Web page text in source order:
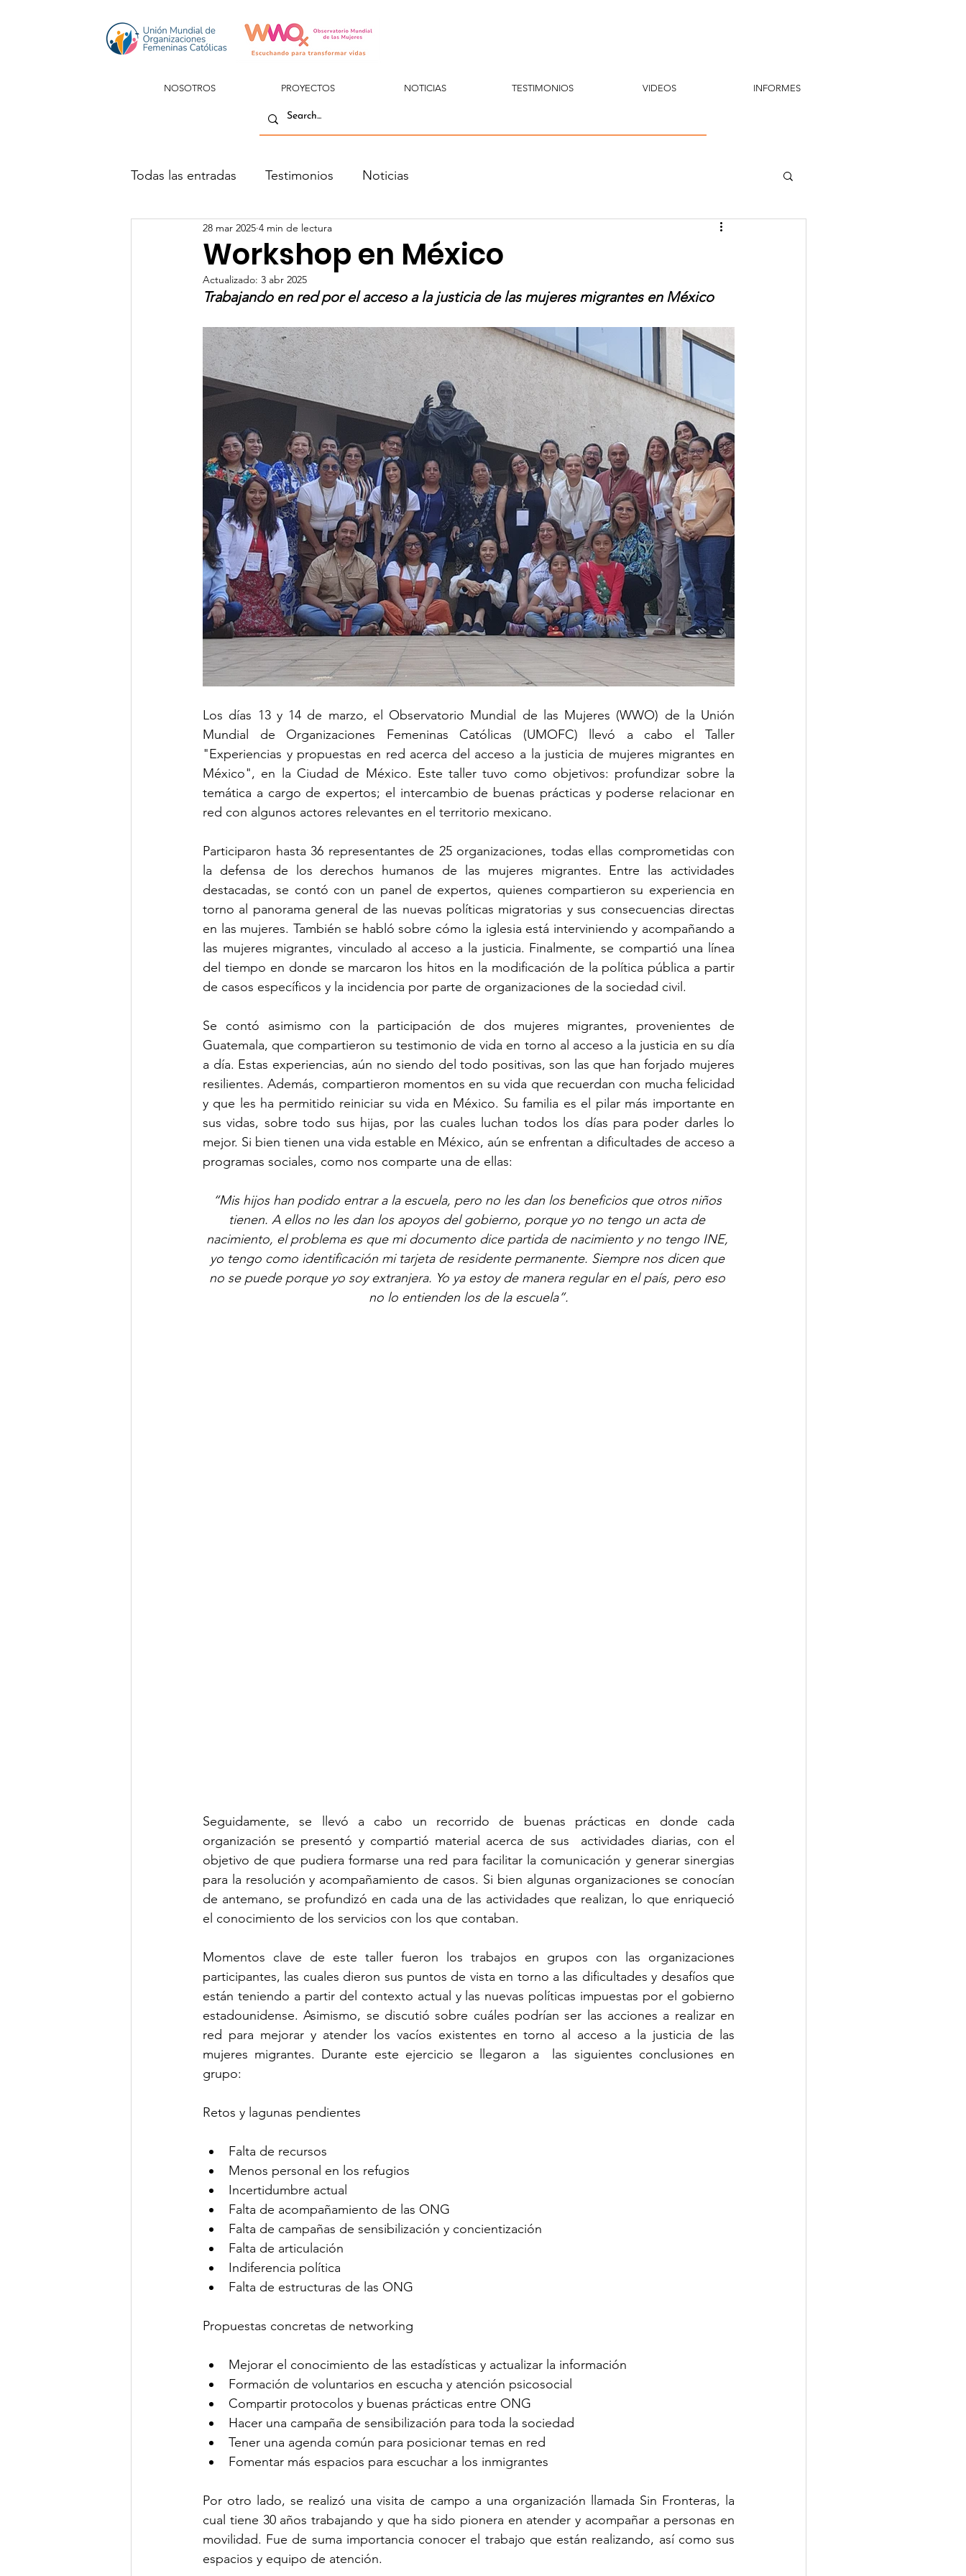
NOSOTROS PROYECTOS NOTICIAS TESTIMONIOS VIDEOS INFORMES
Todas las entradas Testimonios Noticias
Workshop en México
28 mar 2025 4 min de lectura
Actualizado: 3 abr 2025
Trabajando en red por el acceso a la justicia de las mujeres migrantes en México
Los días 13 y 14 de marzo, el Observatorio Mundial de las Mujeres (WWO) de la Unión
Mundial de Organizaciones Femeninas Católicas (UMOFC) llevó a cabo el Taller
"Experiencias y propuestas en red acerca del acceso a la justicia de mujeres migrantes en
México", en la Ciudad de México. Este taller tuvo como objetivos: profundizar sobre la
temática a cargo de expertos; el intercambio de buenas prácticas y poderse relacionar en
red con algunos actores relevantes en el territorio mexicano.
Participaron hasta 36 representantes de 25 organizaciones, todas ellas comprometidas con
la defensa de los derechos humanos de las mujeres migrantes. Entre las actividades
destacadas, se contó con un panel de expertos, quienes compartieron su experiencia en
torno al panorama general de las nuevas políticas migratorias y sus consecuencias directas
en las mujeres. También se habló sobre cómo la iglesia está interviniendo y acompañando a
las mujeres migrantes, vinculado al acceso a la justicia. Finalmente, se compartió una línea
del tiempo en donde se marcaron los hitos en la modificación de la política pública a partir
de casos específicos y la incidencia por parte de organizaciones de la sociedad civil.
Se contó asimismo con la participación de dos mujeres migrantes, provenientes de
Guatemala, que compartieron su testimonio de vida en torno al acceso a la justicia en su día
a día. Estas experiencias, aún no siendo del todo positivas, son las que han forjado mujeres
resilientes. Además, compartieron momentos en su vida que recuerdan con mucha felicidad
y que les ha permitido reiniciar su vida en México. Su familia es el pilar más importante en
sus vidas, sobre todo sus hijas, por las cuales luchan todos los días para poder darles lo
mejor. Si bien tienen una vida estable en México, aún se enfrentan a dificultades de acceso a
programas sociales, como nos comparte una de ellas:
“Mis hijos han podido entrar a la escuela, pero no les dan los beneficios que otros niños
tienen. A ellos no les dan los apoyos del gobierno, porque yo no tengo un acta de
nacimiento, el problema es que mi documento dice partida de nacimiento y no tengo INE,
yo tengo como identificación mi tarjeta de residente permanente. Siempre nos dicen que
no se puede porque yo soy extranjera. Yo ya estoy de manera regular en el país, pero eso
no lo entienden los de la escuela”.
Seguidamente, se llevó a cabo un recorrido de buenas prácticas en donde cada
organización se presentó y compartió material acerca de sus  actividades diarias, con el
objetivo de que pudiera formarse una red para facilitar la comunicación y generar sinergias
para la resolución y acompañamiento de casos. Si bien algunas organizaciones se conocían
de antemano, se profundizó en cada una de las actividades que realizan, lo que enriqueció
el conocimiento de los servicios con los que contaban.
Momentos clave de este taller fueron los trabajos en grupos con las organizaciones
participantes, las cuales dieron sus puntos de vista en torno a las dificultades y desafíos que
están teniendo a partir del contexto actual y las nuevas políticas impuestas por el gobierno
estadounidense. Asimismo, se discutió sobre cuáles podrían ser las acciones a realizar en
red para mejorar y atender los vacíos existentes en torno al acceso a la justicia de las
mujeres migrantes. Durante este ejercicio se llegaron a  las siguientes conclusiones en
grupo:
Retos y lagunas pendientes
Falta de recursos
Menos personal en los refugios
Incertidumbre actual
Falta de acompañamiento de las ONG
Falta de campañas de sensibilización y concientización
Falta de articulación
Indiferencia política
Falta de estructuras de las ONG
Propuestas concretas de networking
Mejorar el conocimiento de las estadísticas y actualizar la información
Formación de voluntarios en escucha y atención psicosocial
Compartir protocolos y buenas prácticas entre ONG
Hacer una campaña de sensibilización para toda la sociedad
Tener una agenda común para posicionar temas en red
Fomentar más espacios para escuchar a los inmigrantes
Por otro lado, se realizó una visita de campo a una organización llamada Sin Fronteras, la
cual tiene 30 años trabajando y que ha sido pionera en atender y acompañar a personas en
movilidad. Fue de suma importancia conocer el trabajo que están realizando, así como sus
espacios y equipo de atención.